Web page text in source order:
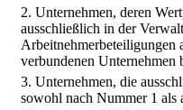
2. Unternehmen, deren
ausschließlich in der
Arbeitnehmerbeteiligungen
verbundenen Unternehmen
3. Unternehmen, die
sowohl nach Nummer 1 als